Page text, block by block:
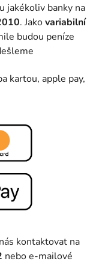
jakékoliv banky na
. Jakovariabilní
budou peníze
kartou, apple pay,
kontaktovat na
nebo e-mailové